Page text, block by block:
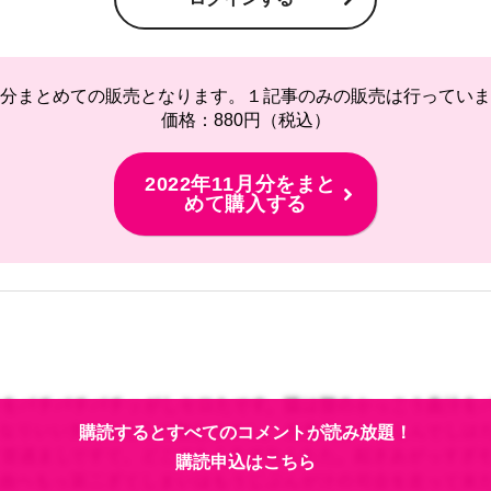
まとめての販売となります。１記事のみの販売は行ってい
価格：880円（税込）
2022年11月分をまと
めて購入する
購読するとすべてのコメントが読み放題！
購読申込はこちら